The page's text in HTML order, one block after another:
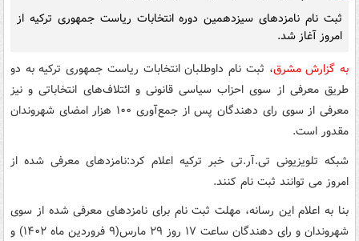
ثبت نام نامزدهای سیزدهمین دوره انتخابات ریاست جمهوری ترکیه از
امروز آغاز شد.
به گزارش مشرق، ثبت نام داوطلبان انتخابات ریاست جمهوری ترکیه به دو
طریق معرفی از سوی احزاب سیاسی قانونی و ائتلاف‌های انتخاباتی و نیز
معرفی از سوی رای دهندگان پس از جمع‌آوری ۱۰۰ هزار امضای شهروندان
مقدور است.
شبکه تلویزیونی تی.آر.تی خبر ترکیه اعلام کرد:نامزدهای معرفی شده از
امروز می توانند ثبت نام کنند.
بنا به اعلام این رسانه، مهلت ثبت نام برای نامزدهای معرفی شده از سوی
شهروندان و رای دهندگان ساعت ۱۷ روز ۲۹ مارس(۹ فروردین ماه ۱۴۰۲) و